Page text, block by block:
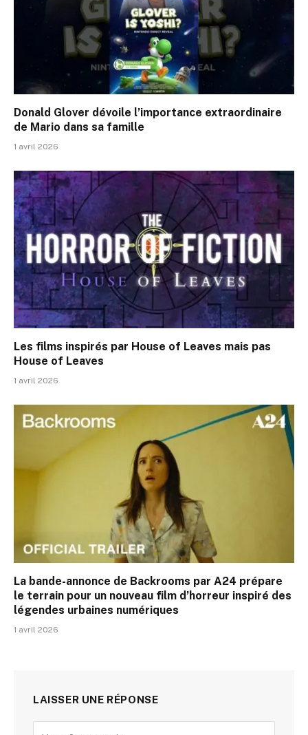
Donald Glover dévoile l’importance extraordinaire
de Mario dans sa famille
1 avril 2026
Les films inspirés par House of Leaves mais pas
House of Leaves
1 avril 2026
La bande-annonce de Backrooms par A24 prépare
le terrain pour un nouveau film d’horreur inspiré des
légendes urbaines numériques
1 avril 2026
LAISSER UNE RÉPONSE